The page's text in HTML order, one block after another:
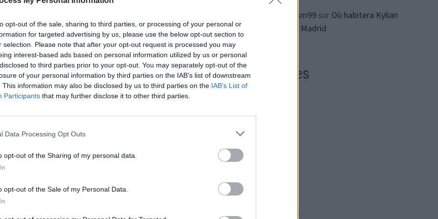
opt-out of the sale, sharing to third parties, or processing of your personal or
for targeted advertising by us, please use the below opt-out section to
selection. Please note that after your opt-out request is processed you may
interest-based ads based on personal information utilized by us or personal
to third parties prior to your opt-out. You may separately opt-out of the
of your personal information by third parties on the IAB’s list of downstream
This information may also be disclosed by us to third parties on the IAB’s List of
Participants that may further disclose it to other third parties.
Data Processing Opt Outs
opt-out of the Sharing of my personal data.
opt-out of the Sale of my Personal Data.
limitée
économiser de l’énergie. Mais cette température ne suffit
dans les draps, en raison de la sueur, du sébum et
si ce cycle élimine la saleté visible et les odeurs, il ne détruit
champignons et certaines bactéries, comme les
humain. Cela peut entraîner des allergies ou des irritations
suite.
microbienne reste présente et vivante. Ces micro-
qui pose un problème pour la santé.
efficace
ทางเข้า lsm99sur Où habitera Kylian
Mbappe à Madrid
Archives
février 2026